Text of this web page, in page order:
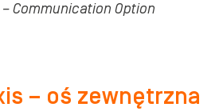
Communication Option
– oś zewnętrzna